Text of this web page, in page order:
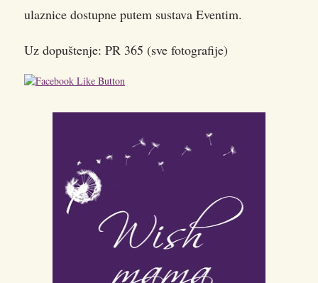
ulaznice dostupne putem sustava Eventim.
Uz dopuštenje: PR 365 (sve fotografije)